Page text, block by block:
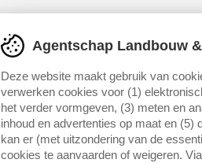
Tussen de hoofdstukken
verhaal. Hoe zijn ze in de sector
veranderd? Hoe zien ze hun rol in
zijn hun plannen voor de toekomst?
Agentschap Landbouw
Deze website maakt gebruik van
verwerken cookies voor (1)
het verder vormgeven, (3) meten en
inhoud en advertenties op maat en (5)
kan er (met uitzondering van de
cookies te aanvaarden of weigeren.